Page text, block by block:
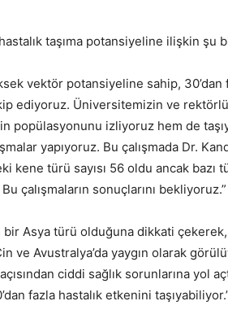
taşıma potansiyeline ilişkin şu
vektör potansiyeline sahip, 30’dan
ediyoruz. Üniversitemizin ve
popülasyonunu izliyoruz hem de
yapıyoruz. Bu çalışmada Dr.
kene türü sayısı 56 oldu ancak bazı
çalışmaların sonuçlarını bekliyoruz.”
Asya türü olduğuna dikkati
ve Avustralya’da yaygın olarak
ciddi sağlık sorunlarına yol
fazla hastalık etkenini